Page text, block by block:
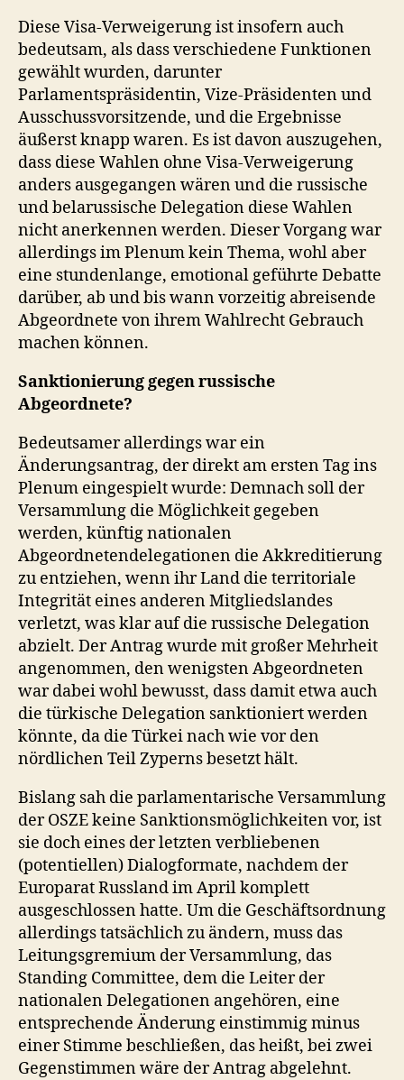
Diese Visa-Verweigerung ist insofern auch
bedeutsam, als dass verschiedene Funktionen
gewählt wurden, darunter
Parlamentspräsidentin, Vize-Präsidenten und
Ausschussvorsitzende, und die Ergebnisse
äußerst knapp waren. Es ist davon auszugehen,
dass diese Wahlen ohne Visa-Verweigerung
anders ausgegangen wären und die russische
und belarussische Delegation diese Wahlen
nicht anerkennen werden. Dieser Vorgang war
allerdings im Plenum kein Thema, wohl aber
eine stundenlange, emotional geführte Debatte
darüber, ab und bis wann vorzeitig abreisende
Abgeordnete von ihrem Wahlrecht Gebrauch
machen können.
Sanktionierung gegen russische
Abgeordnete?
Bedeutsamer allerdings war ein
Änderungsantrag, der direkt am ersten Tag ins
Plenum eingespielt wurde: Demnach soll der
Versammlung die Möglichkeit gegeben
werden, künftig nationalen
Abgeordnetendelegationen die Akkreditierung
zu entziehen, wenn ihr Land die territoriale
Integrität eines anderen Mitgliedslandes
verletzt, was klar auf die russische Delegation
abzielt. Der Antrag wurde mit großer Mehrheit
angenommen, den wenigsten Abgeordneten
war dabei wohl bewusst, dass damit etwa auch
die türkische Delegation sanktioniert werden
könnte, da die Türkei nach wie vor den
nördlichen Teil Zyperns besetzt hält.
Bislang sah die parlamentarische Versammlung
der OSZE keine Sanktionsmöglichkeiten vor, ist
sie doch eines der letzten verbliebenen
(potentiellen) Dialogformate, nachdem der
Europarat Russland im April komplett
ausgeschlossen hatte. Um die Geschäftsordnung
allerdings tatsächlich zu ändern, muss das
Leitungsgremium der Versammlung, das
Standing Committee, dem die Leiter der
nationalen Delegationen angehören, eine
entsprechende Änderung einstimmig minus
einer Stimme beschließen, das heißt, bei zwei
Gegenstimmen wäre der Antrag abgelehnt.